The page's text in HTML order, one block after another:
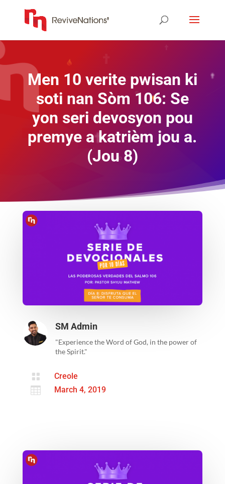
Men 10 verite pwisan ki
soti nan Sòm 106: Se
yon seri devosyon pou
premye a katrièm jou a.
(Jou 8)
SM Admin
"Experience the Word of God, in the power of
the Spirit."
 Creole
 March 4, 2019